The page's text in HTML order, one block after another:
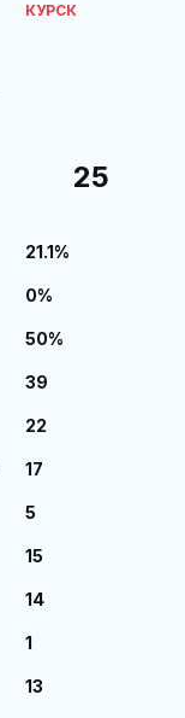
КУРСК
25
21.1%
0%
50%
39
22
17
5
15
14
1
13